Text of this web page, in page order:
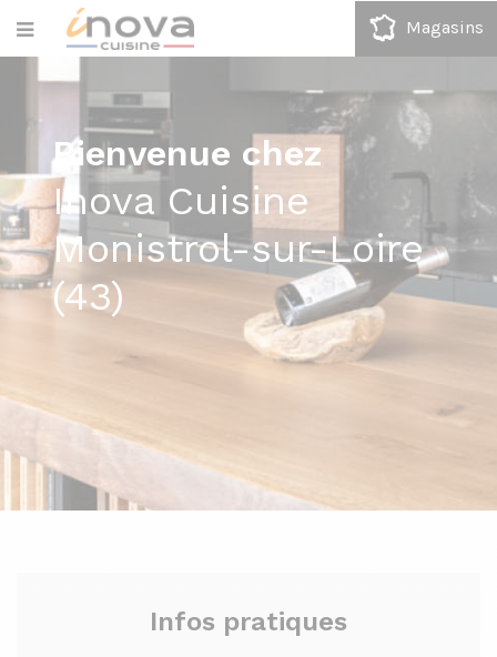
Magasins
Bienvenue chez
Inova Cuisine
Monistrol-sur-Loire
(43)
Infos pratiques